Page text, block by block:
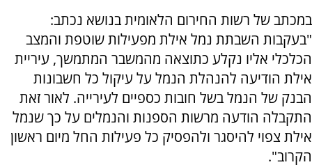
במכתב של רשות החירום הלאומית בנושא נכתב:
"בעקבות השבתת נמל אילת מפעילות שוטפת והמצב
הכלכלי אליו נקלע כתוצאה מהמשבר המתמשך, עיריית
אילת הודיעה להנהלת הנמל על עיקול כל חשבונות
הבנק של הנמל בשל חובות כספיים לעירייה. לאור זאת
התקבלה הודעה מרשות הספנות והנמלים על כך שנמל
אילת צפוי להיסגר ולהפסיק כל פעילות החל מיום ראשון
הקרוב".